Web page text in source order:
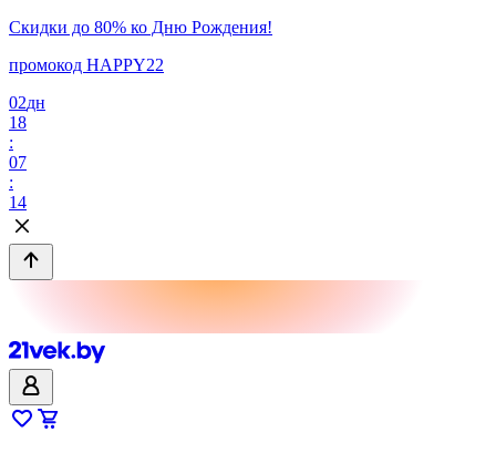
Скидки до 80% ко Дню Рождения!
промокод HAPPY22
02дн
18
:
07
:
14